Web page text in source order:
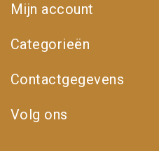
Mijn account
Categorieën
Contactgegevens
Volg ons